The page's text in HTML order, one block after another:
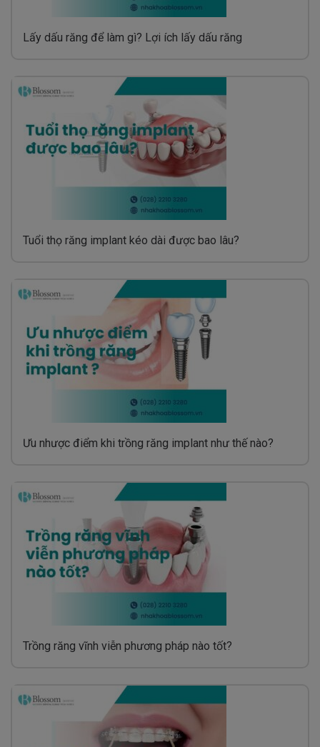
Lấy dấu răng để làm gì? Lợi ích lấy dấu răng
Tuổi thọ răng implant kéo dài được bao lâu?
Ưu nhược điểm khi trồng răng implant như thế nào?
Trồng răng vĩnh viễn phương pháp nào tốt?